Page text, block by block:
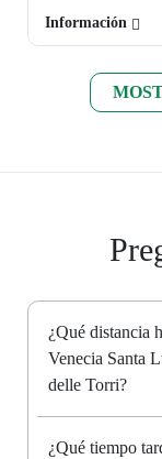
Información
¿Qué distancia
Venecia Santa
delle Torri?
¿Qué tiempo